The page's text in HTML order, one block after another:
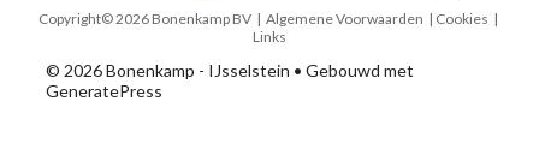
Copyright© 2026 Bonenkamp BV | Algemene Voorwaarden | Cookies |
Links
© 2026 Bonenkamp - IJsselstein • Gebouwd met
GeneratePress